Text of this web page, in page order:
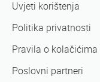
Uvjeti korištenja
Politika privatnosti
Pravila o kolačićima
Poslovni partneri